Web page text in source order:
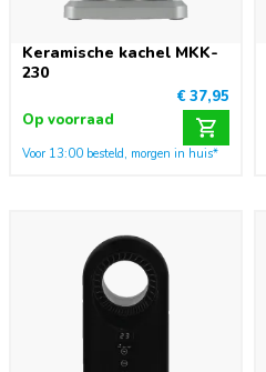
Keramische kachel MKK-
230
€ 37,95
Op voorraad
Voor 13:00 besteld, morgen in huis*